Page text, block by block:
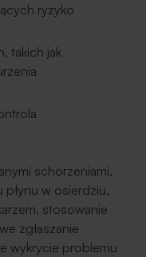
ryzyko
takich jak
schorzeniami,
w osierdziu,
stosowanie
zgłaszanie
wykrycie problemu